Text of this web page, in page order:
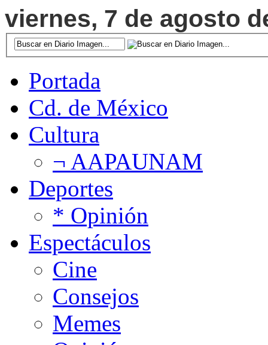
viernes, 7 de agosto
Portada
Cd. de México
Cultura
¬ AAPAUNAM
Deportes
* Opinión
Espectáculos
Cine
Consejos
Memes